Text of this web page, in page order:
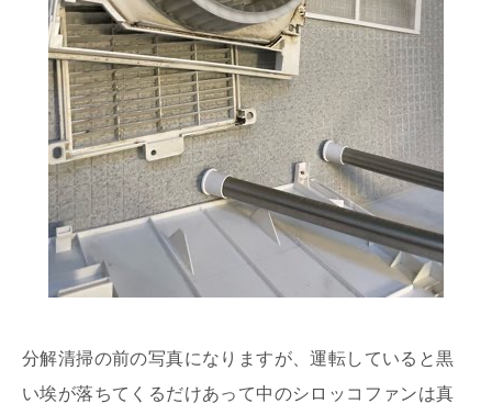
分解清掃の前の写真になりますが、運転していると黒
い埃が落ちてくるだけあって中のシロッコファンは真